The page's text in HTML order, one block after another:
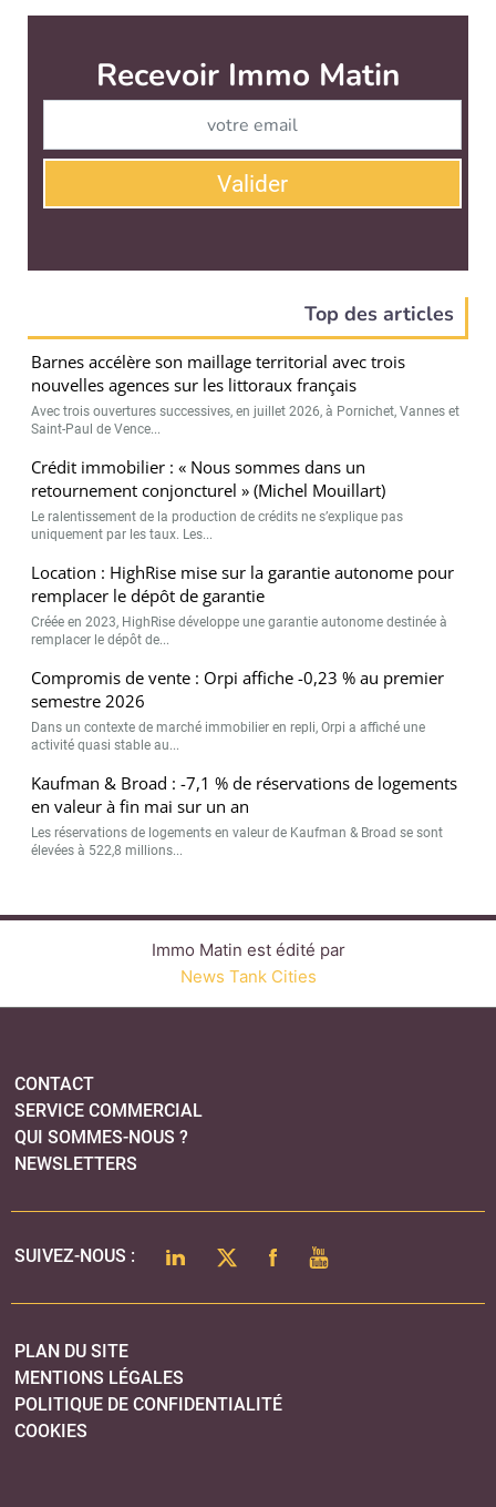
Recevoir Immo Matin
Valider
Top des articles
Barnes accélère son maillage territorial avec trois
nouvelles agences sur les littoraux français
Avec trois ouvertures successives, en juillet 2026, à Pornichet, Vannes et
Saint-Paul de Vence...
Crédit immobilier : « Nous sommes dans un
retournement conjoncturel » (Michel Mouillart)
Le ralentissement de la production de crédits ne s’explique pas
uniquement par les taux. Les...
Location : HighRise mise sur la garantie autonome pour
remplacer le dépôt de garantie
Créée en 2023, HighRise développe une garantie autonome destinée à
remplacer le dépôt de...
Compromis de vente : Orpi affiche -0,23 % au premier
semestre 2026
Dans un contexte de marché immobilier en repli, Orpi a affiché une
activité quasi stable au...
Kaufman & Broad : -7,1 % de réservations de logements
en valeur à fin mai sur un an
Les réservations de logements en valeur de Kaufman & Broad se sont
élevées à 522,8 millions...
Immo Matin est édité par
News Tank Cities
CONTACT
SERVICE COMMERCIAL
QUI SOMMES-NOUS ?
NEWSLETTERS
SUIVEZ-NOUS : LINKEDINTWITTERFACEBOOK
YOUTUBE
PLAN DU SITE
MENTIONS LÉGALES
POLITIQUE DE CONFIDENTIALITÉ
COOKIES